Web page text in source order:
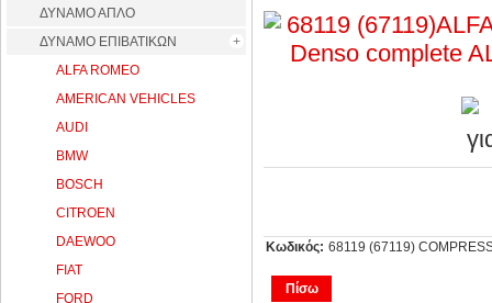
Κωδικός: 68119 (67119)
Πίσω
ΔΥΝΑΜΟ ΑΠΛΟ
ΔΥΝΑΜΟ ΕΠΙΒΑΤΙΚΩΝ
ALFA ROMEO
AMERICAN VEHICLES
AUDI
BMW
BOSCH
CITROEN
DAEWOO
FIAT
FORD